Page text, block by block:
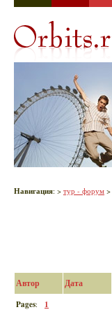
Навигация: > тур - форум >
Автор Дата
Pages: 1